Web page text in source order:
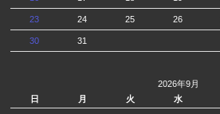
23 24 25 26
30 31
2026年9月
日
月 火 水